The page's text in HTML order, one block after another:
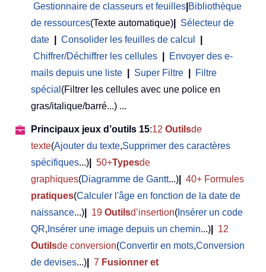
Gestionnaire de classeurs et feuilles Bibliothèque
de ressources(Texte automatique)
Sélecteur de
date
Consolider les feuilles de calcul
Chiffrer/Déchiffrer les cellules
Envoyer des e-
mails depuis une liste
Super Filtre
Filtre
spécial (Filtrer les cellules avec une police en
gras/italique/barré...) ...
Principaux jeux d’outils 15:12 Outilsde
texte(Ajouter du texte,Supprimer des caractères
spécifiques...) 50+Typesde
graphiques(Diagramme de Gantt...)
40+ Formules
pratiques(Calculer l'âge en fonction de la date de
naissance...) 19 Outilsd’insertion( Insérer un code
QR, Insérer une image depuis un chemin...)
12
Outilsde conversion(Convertir en mots,Conversion
de devises...) 7 Fusionner et